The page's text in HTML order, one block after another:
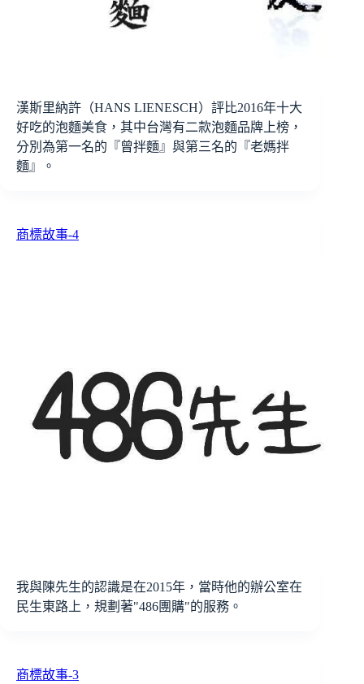
漢斯里納許（HANS LIENESCH）評比2016年十大
好吃的泡麵美食，其中台灣有二款泡麵品牌上榜，
分別為第一名的『曾拌麵』與第三名的『老媽拌
麵』。
商標故事-4
我與陳先生的認識是在2015年，當時他的辦公室在
民生東路上，規劃著"486團購"的服務。
商標故事-3